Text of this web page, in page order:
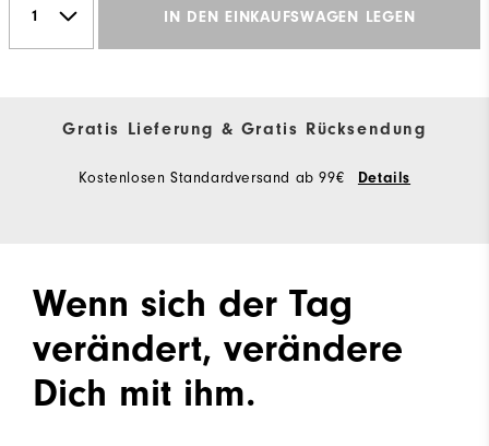
IN DEN EINKAUFSWAGEN LEGEN
Gratis Lieferung & Gratis Rücksendung
Kostenlosen Standardversand ab 99€ Details
Wenn sich der Tag
verändert, verändere
Dich mit ihm.